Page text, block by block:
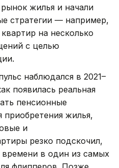
жилья и начали
стратегии — например,
на несколько
с целью
наблюдался в 2021–
появилась реальная
пенсионные
жилья,
и
резко подскочил,
времени в один из самых